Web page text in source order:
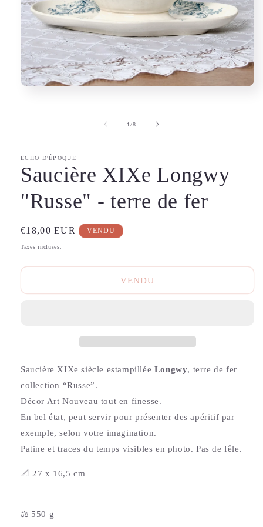
1/de
8
ECHO D'ÉPOQUE
Saucière XIXe Longwy
"Russe" - terre de fer
Prix
habituel
€18,00 EUR VENDU
Taxes incluses.
VENDU
Saucière XIXe siècle estampillée Longwy, terre de fer
collection “Russe”.
Décor Art Nouveau tout en finesse.
En bel état, peut servir pour présenter des apéritif par
exemple, selon votre imagination.
Patine et traces du temps visibles en photo. Pas de fêle.
📐 27 x 16,5 cm
⚖️ 550 g